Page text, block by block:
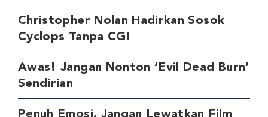
Christopher Nolan Hadirkan Sosok
Cyclops Tanpa CGI
Awas! Jangan Nonton ‘Evil Dead Burn’
Sendirian
Penuh Emosi, Jangan Lewatkan Film